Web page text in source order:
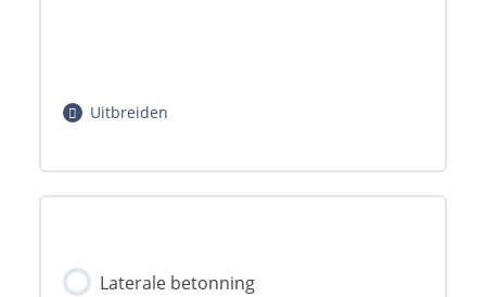
Uitbreiden
Laterale betonning